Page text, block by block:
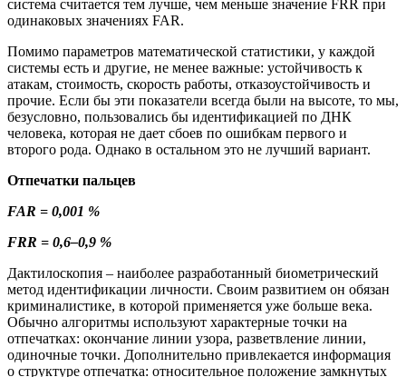
система считается тем лучше, чем меньше значение FRR при
одинаковых значениях FAR.
Помимо параметров математической статистики, у каждой
системы есть и другие, не менее важные: устойчивость к
атакам, стоимость, скорость работы, отказоустойчивость и
прочие. Если бы эти показатели всегда были на высоте, то мы,
безусловно, пользовались бы идентификацией по ДНК
человека, которая не дает сбоев по ошибкам первого и
второго рода. Однако в остальном это не лучший вариант.
Отпечатки пальцев
FAR = 0,001 %
FRR = 0,6–0,9 %
Дактилоскопия – наиболее разработанный биометрический
метод идентификации личности. Своим развитием он обязан
криминалистике, в которой применяется уже больше века.
Обычно алгоритмы используют характерные точки на
отпечатках: окончание линии узора, разветвление линии,
одиночные точки. Дополнительно привлекается информация
о структуре отпечатка: относительное положение замкнутых